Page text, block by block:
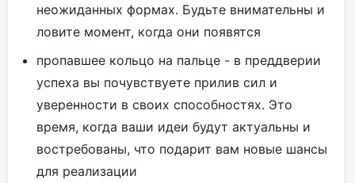
неожиданных формах. Будьте внимательны и
ловите момент, когда они появятся
пропавшее кольцо на пальце - в преддверии
успеха вы почувствуете прилив сил и
уверенности в своих способностях. Это
время, когда ваши идеи будут актуальны и
востребованы, что подарит вам новые шансы
для реализации